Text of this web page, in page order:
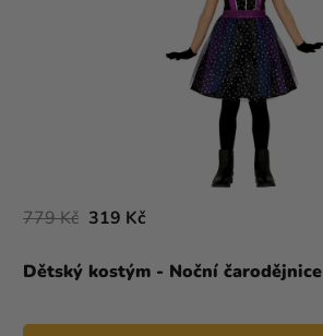
Dětský kostým - Noční čarodějnice
779 Kč 319 Kč